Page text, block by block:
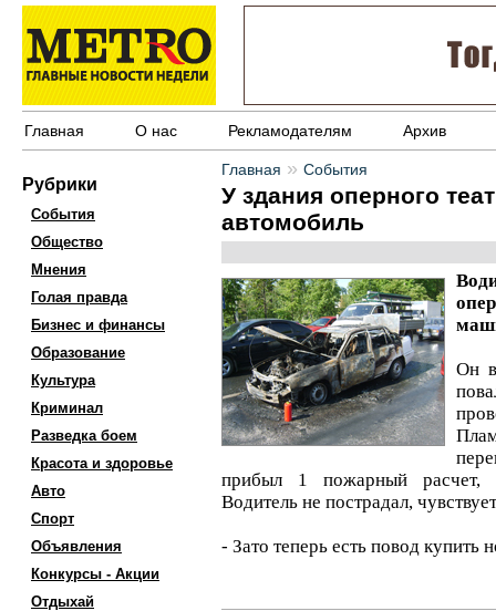
Главная О нас Рекламодателям Архив
Рубрики
События
Общество
Мнения
Голая правда
Бизнес и финансы
Образование
Культура
Криминал
Разведка боем
Красота и здоровье
Авто
Спорт
Объявления
Конкурсы - Акции
Отдыхай
Главная » События
У здания оперного
автомобиль
Он
прибыл 1 пожарный расчет,
Водитель не пострадал,
- Зато теперь есть повод купить